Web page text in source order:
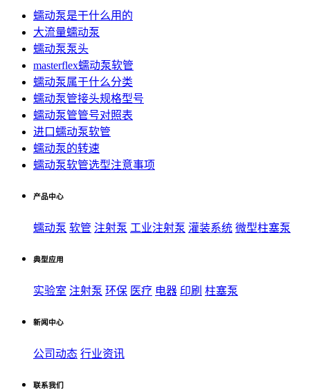
蠕动泵是干什么用的
大流量蠕动泵
蠕动泵泵头
masterflex蠕动泵软管
蠕动泵属于什么分类
蠕动泵管接头规格型号
蠕动泵管管号对照表
进口蠕动泵软管
蠕动泵的转速
蠕动泵软管选型注意事项
产品中心
蠕动泵 软管 注射泵 工业注射泵 灌装系统 微型柱塞泵
典型应用
实验室 注射泵 环保 医疗 电器 印刷 柱塞泵
新闻中心
公司动态 行业资讯
联系我们